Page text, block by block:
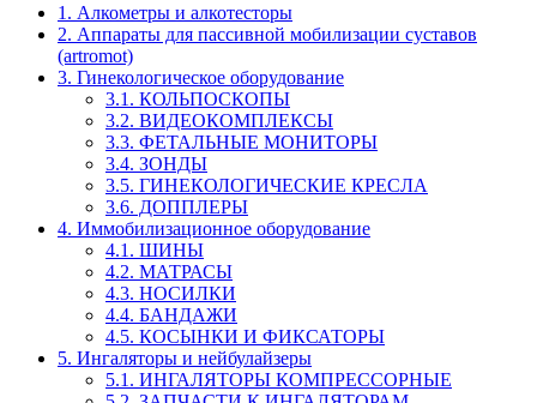
1. Алкометры и алкотесторы
2. Аппараты для пассивной мобилизации суставов
(artromot)
3. Гинекологическое оборудование
3.1. КОЛЬПОСКОПЫ
3.2. ВИДЕОКОМПЛЕКСЫ
3.3. ФЕТАЛЬНЫЕ МОНИТОРЫ
3.4. ЗОНДЫ
3.5. ГИНЕКОЛОГИЧЕСКИЕ КРЕСЛА
3.6. ДОППЛЕРЫ
4. Иммобилизационное оборудование
4.1. ШИНЫ
4.2. МАТРАСЫ
4.3. НОСИЛКИ
4.4. БАНДАЖИ
4.5. КОСЫНКИ И ФИКСАТОРЫ
5. Ингаляторы и нейбулайзеры
5.1. ИНГАЛЯТОРЫ КОМПРЕССОРНЫЕ